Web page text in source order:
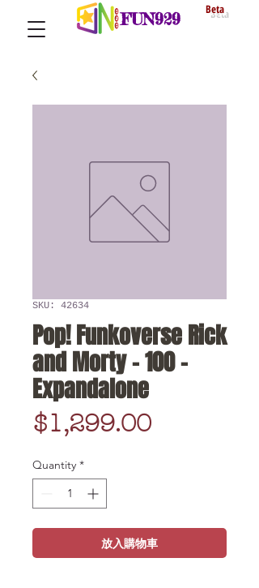
FUN929 Beta
SKU: 42634
Pop! Funkoverse Rick
and Morty - 100 -
Expandalone
$1,299.00Price
Quantity *
放入購物車